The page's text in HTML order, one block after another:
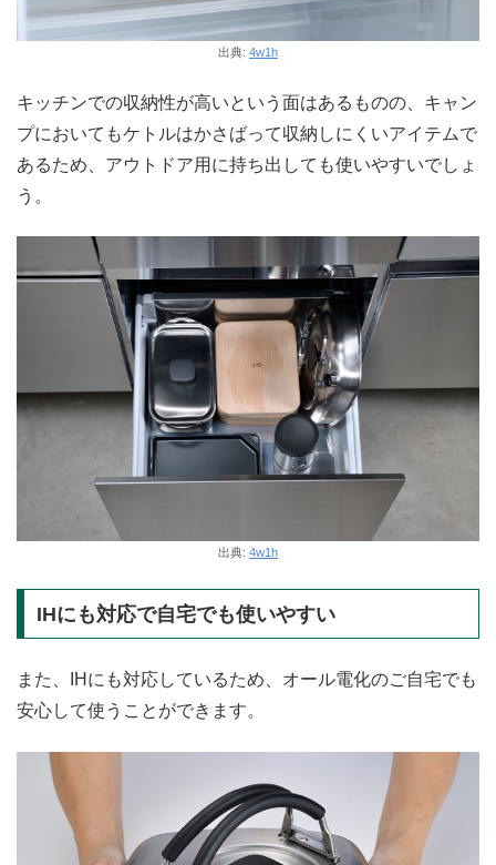
出典: 4w1h
キッチンでの収納性が高いという面はあるものの、キャン
プにおいてもケトルはかさばって収納しにくいアイテムで
あるため、アウトドア用に持ち出しても使いやすいでしょ
う。
出典: 4w1h
IHにも対応で自宅でも使いやすい
また、IHにも対応しているため、オール電化のご自宅でも
安心して使うことができます。